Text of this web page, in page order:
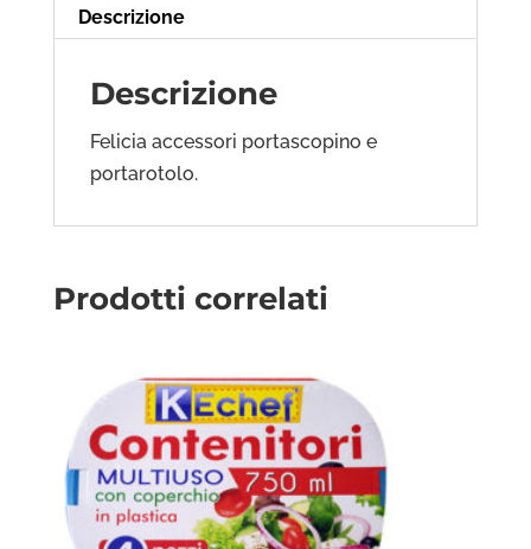
Descrizione
Descrizione
Felicia accessori portascopino e
portarotolo.
Prodotti correlati